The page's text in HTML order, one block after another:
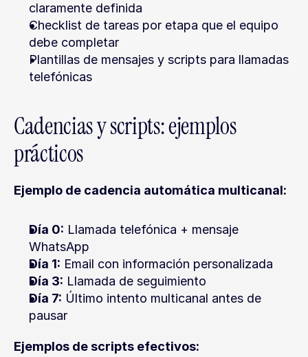
claramente definida
Checklist de tareas por etapa que el equipo
debe completar
Plantillas de mensajes y scripts para llamadas
telefónicas
Cadencias y scripts: ejemplos
prácticos
Ejemplo de cadencia automática multicanal:
Día 0: Llamada telefónica + mensaje
WhatsApp
Día 1: Email con información personalizada
Día 3: Llamada de seguimiento
Día 7: Último intento multicanal antes de
pausar
Ejemplos de scripts efectivos: